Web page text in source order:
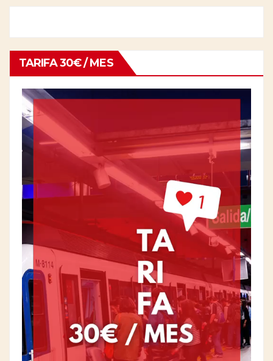
TARIFA 30€ / MES